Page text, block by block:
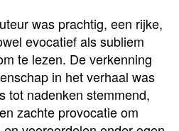
was prachtig, een rijke,
evocatief als subliem
te lezen. De verkenning
in het verhaal was
tot nadenken stemmend,
zachte provocatie om